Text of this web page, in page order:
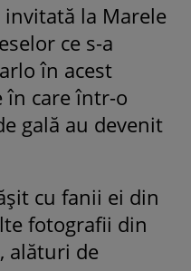
la Marele
ce s-a
în acest
în care într-o
gală au devenit
cu fanii ei din
fotografii din
alături de